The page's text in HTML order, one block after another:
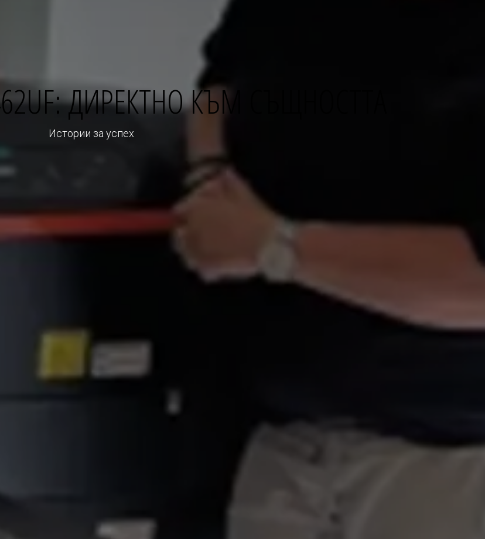
ДИРЕКТНО КЪМ СЪЩНОСТТА
Истории за успех